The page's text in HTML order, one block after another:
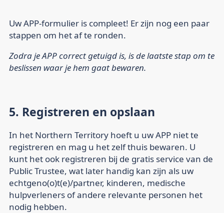
Uw APP-formulier is compleet! Er zijn nog een paar
stappen om het af te ronden.
Zodra je APP correct getuigd is, is de laatste stap om te
beslissen waar je hem gaat bewaren.
5. Registreren en opslaan
In het Northern Territory hoeft u uw APP niet te
registreren en mag u het zelf thuis bewaren. U
kunt het ook registreren bij de gratis service van de
Public Trustee, wat later handig kan zijn als uw
echtgeno(o)t(e)/partner, kinderen, medische
hulpverleners of andere relevante personen het
nodig hebben.